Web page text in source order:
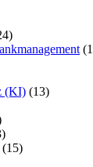
(KI) (13)
(15)